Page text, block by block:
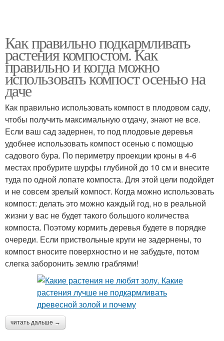
Как правильно подкармливать
растения компостом. Как
правильно и когда можно
использовать компост осенью на
даче
Как правильно использовать компост в плодовом саду,
чтобы получить максимальную отдачу, знают не все.
Если ваш сад задернен, то под плодовые деревья
удобнее использовать компост осенью с помощью
садового бура. По периметру проекции кроны в 4-6
местах пробурите шурфы глубиной до 10 см и внесите
туда по одной лопате компоста. Для этой цели подойдет
и не совсем зрелый компост. Когда можно использовать
компост: делать это можно каждый год, но в реальной
жизни у вас не будет такого большого количества
компоста. Поэтому кормить деревья будете в порядке
очереди. Если приствольные круги не задернены, то
компост вносите поверхностно и не забудьте, потом
слегка заборонить землю граблями!
читать дальше →